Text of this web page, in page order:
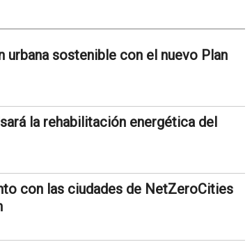
sostenible con el nuevo Plan
la rehabilitación energética del
con las ciudades de NetZeroCities